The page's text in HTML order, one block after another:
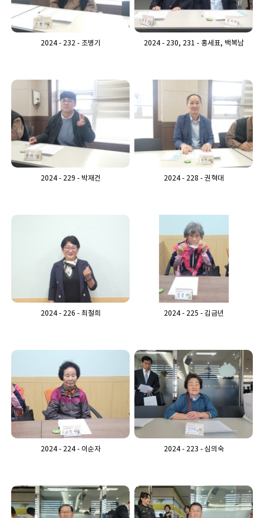
2024 - 232 - 조병기 2024 - 230, 231 - 홍세표, 백복남
2024 - 229 - 박재건 2024 - 228 - 권혁대
2024 - 226 - 최철희 2024 - 225 - 김금년
2024 - 224 - 이순자 2024 - 223 - 심의숙